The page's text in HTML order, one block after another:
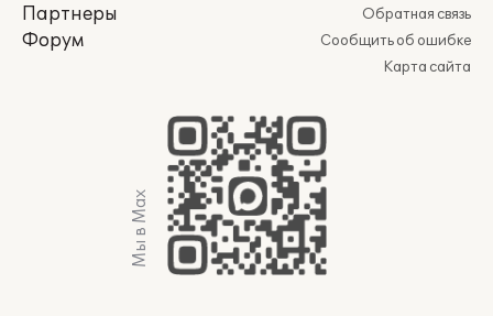
Партнеры
Форум
Обратная связь
Сообщить об ошибке
Карта сайта
Мы в Max